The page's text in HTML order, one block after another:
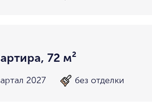
72 м²
2027 без отделки